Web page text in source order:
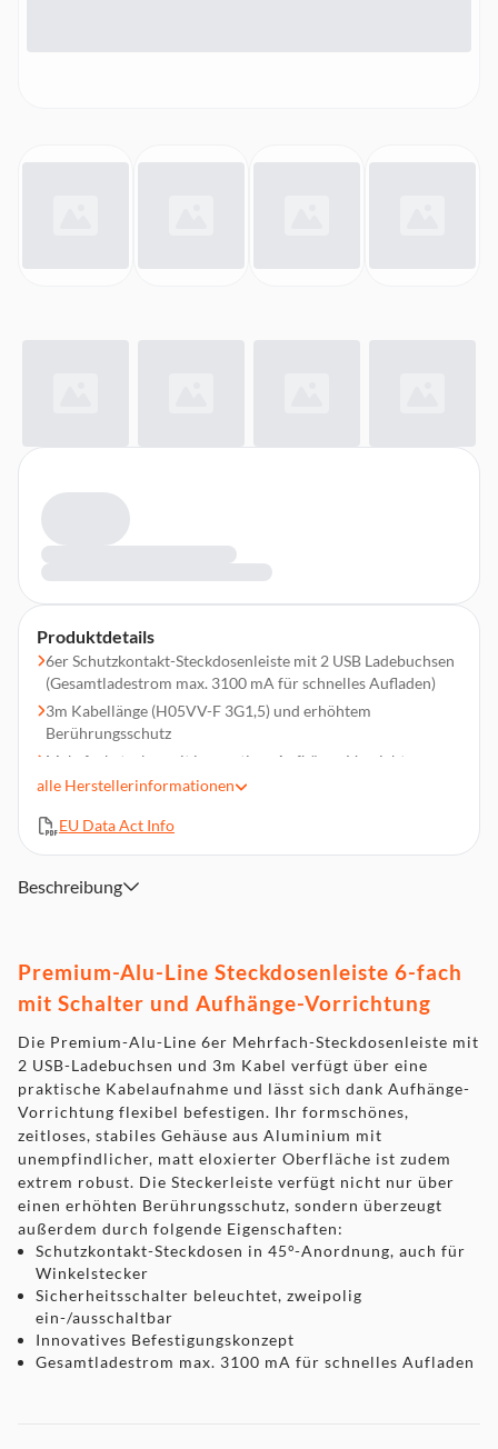
Produktdetails
6er Schutzkontakt-Steckdosenleiste mit 2 USB Ladebuchsen
(Gesamtladestrom max. 3100 mA für schnelles Aufladen)
3m Kabellänge (H05VV-F 3G1,5) und erhöhtem
Berührungsschutz
Mehrfachstecker mit innovativer Aufhänge-Vorrichtung zur
Wandmontage und praktischer Kabelaufnahme
Gehäuse aus Aluminium mit unempfindlicher, matt
eloxierter Oberfläche - extra robust
Steckdosenleiste mit beleuchtetem Sicherheitsschalter zum
Qualität von brennenstuhl
alle Herstellerinformationen
EU Data Act Info
Beschreibung
Premium-Alu-Line Steckdosenleiste 6-fach
mit Schalter und Aufhänge-Vorrichtung
Die Premium-Alu-Line 6er Mehrfach-Steckdosenleiste mit
2 USB-Ladebuchsen und 3m Kabel verfügt über eine
praktische Kabelaufnahme und lässt sich dank Aufhänge-
Vorrichtung flexibel befestigen. Ihr formschönes,
zeitloses, stabiles Gehäuse aus Aluminium mit
unempfindlicher, matt eloxierter Oberfläche ist zudem
extrem robust. Die Steckerleiste verfügt nicht nur über
einen erhöhten Berührungsschutz, sondern überzeugt
außerdem durch folgende Eigenschaften:
Schutzkontakt-Steckdosen in 45°-Anordnung, auch für
Winkelstecker
Sicherheitsschalter beleuchtet, zweipolig
ein-/ausschaltbar
Innovatives Befestigungskonzept
Gesamtladestrom max. 3100 mA für schnelles Aufladen